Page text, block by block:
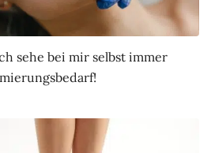
sehe bei mir selbst immer